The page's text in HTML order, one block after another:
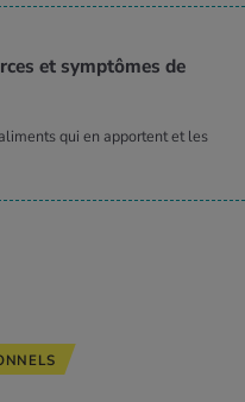
et symp­tômes de
qui en apportent et les